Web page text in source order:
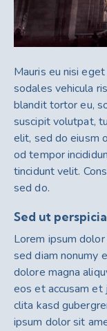
Mauris eu nisi
sodales vehicula
blandit tortor eu,
suscipit volutpat,
elit, sed do eiusm
od tempor
tincidunt velit.
sed do.
Sed ut
Lorem ipsum
sed diam nonumy
dolore magna
eos et accusam
clita kasd
ipsum dolor sit